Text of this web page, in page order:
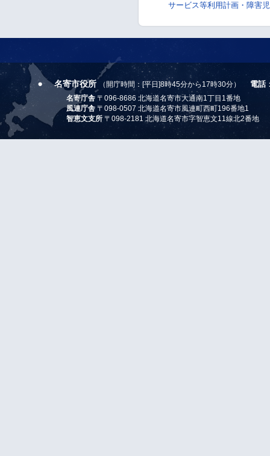
サービス等利用計画・障害
名寄市役所 （開庁時間：[平日]8時45分から17時30分） 電話
名寄庁舎 〒096-8686 北海道名寄市大通南1丁目1番地
風連庁舎 〒098-0507 北海道名寄市風連町西町196番地1
智恵文支所 〒098-2181 北海道名寄市字智恵文11線北2番地